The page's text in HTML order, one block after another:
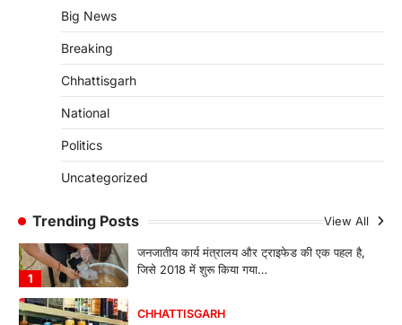
Big News
Breaking
Chhattisgarh
National
Politics
Uncategorized
Trending Posts View All
सामने आया है। मुजगहन थाना क्षेत्र के बोरियाकला…
CG: महुआ ने बदली महिलाओं की जिंदगी
जनजातीय कार्य मंत्रालय और ट्राइफेड की एक पहल है,
CG: शराब दुकानों में गड़बड़ी पर आबकारी
विभाग का बड़ा एक्शन